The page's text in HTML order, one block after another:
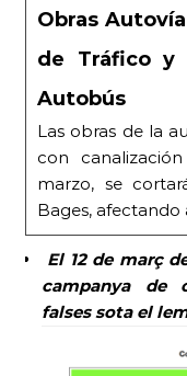
Obras
de Tráfico y
Autobús
Las obras de la
con
marzo, se
Bages, afectando
El 12 de març
campanya de
falses sota el